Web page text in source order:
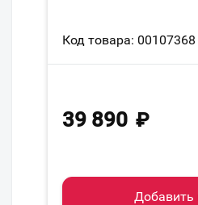
Код товара: 00107368
39 890 ₽
Добавить